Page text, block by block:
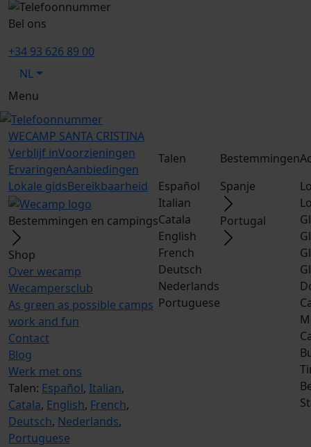
Bel ons
+34 93 626 89 00
NL
Menu
WECAMP SANTA CRISTINA
Verblijf inVoorzieningen
ErvaringenAanbiedingen
Lokale gidsBereikbaarheid
Bestemmingen en campings
Shop
Over wecamp
Wecampersclub
As green as possible camps
work and fun
Contact
Blog
Werk met ons
Talen: Español, Italian,
Catala, English, French,
Deutsch, Nederlands,
Portuguese
Talen
Español
Italian
Catala
English
French
Deutsch
Nederlands
Portuguese
Bestemmingen
Spanje
Portugal